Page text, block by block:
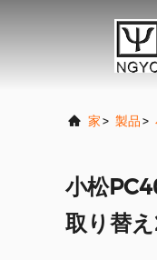
家> 製品>
小松
取り替